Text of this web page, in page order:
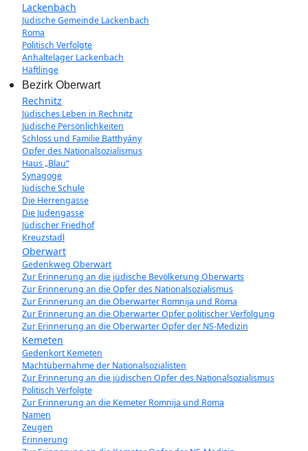
Lackenbach
Jüdische Gemeinde Lackenbach
Roma
Politisch Verfolgte
Anhaltelager Lackenbach
Häftlinge
Bezirk Oberwart
Rechnitz
Jüdisches Leben in Rechnitz
Jüdische Persönlichkeiten
Schloss und Familie Batthyány
Opfer des Nationalsozialismus
Haus „Blau“
Synagoge
Jüdische Schule
Die Herrengasse
Die Judengasse
Jüdischer Friedhof
Kreuzstadl
Oberwart
Gedenkweg Oberwart
Zur Erinnerung an die jüdische Bevölkerung Oberwarts
Zur Erinnerung an die Opfer des Nationalsozialismus
Zur Erinnerung an die Oberwarter Romnija und Roma
Zur Erinnerung an die Oberwarter Opfer politischer Verfolgung
Zur Erinnerung an die Oberwarter Opfer der NS-Medizin
Kemeten
Gedenkort Kemeten
Machtübernahme der Nationalsozialisten
Zur Erinnerung an die jüdischen Opfer des Nationalsozialismus
Politisch Verfolgte
Zur Erinnerung an die Kemeter Romnija und Roma
Namen
Zeugen
Erinnerung